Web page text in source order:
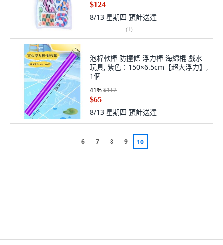
$124
8/13 星期四 預計送達
(1)
泡棉軟棒 防撞條 浮力棒 海綿棍 戲水
玩具, 紫色：150×6.5cm【超大浮力】,
1個
41%$112
$65
8/13 星期四 預計送達
6 7 8 9 10